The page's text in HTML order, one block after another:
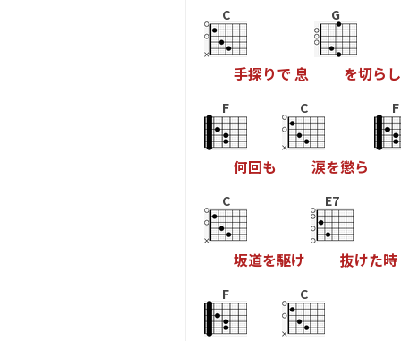
C
手探りで 息
G
を切ら し
F
何回も
C
涙を懲ら
F
C
坂道を駆け
E7
抜けた時
F C